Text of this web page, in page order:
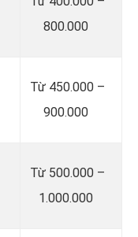
800.000
Từ 450.000 –
900.000
Từ 500.000 –
1.000.000